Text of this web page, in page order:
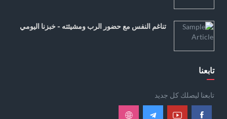
تناغم النفس مع حضور الرب ومشيئته - خبزنا اليومي
تابعنا
تابعنا ليصلك كل جديد